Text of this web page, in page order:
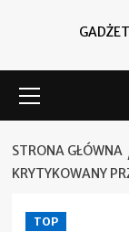
główne
STRONA GŁÓWNA
KRYTYKOWANY
TOP